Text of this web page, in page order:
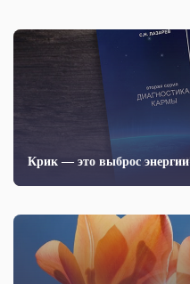
Крик — это выброс энергии